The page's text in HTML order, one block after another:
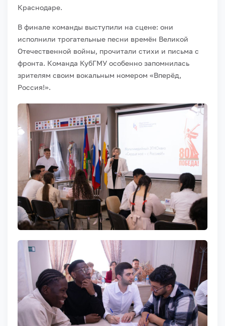
Краснодаре.
В финале команды выступили на сцене: они
исполнили трогательные песни времён Великой
Отечественной войны, прочитали стихи и письма с
фронта. Команда КубГМУ особенно запомнилась
зрителям своим вокальным номером «Вперёд,
Россия!».